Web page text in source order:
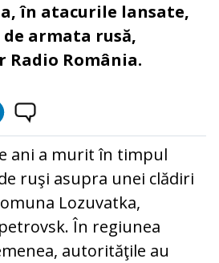
în atacurile lansate,
armata rusă,
Radio România.
ani a murit în timpul
ruşi asupra unei clădiri
Lozuvatka,
În regiunea
autorităţile au